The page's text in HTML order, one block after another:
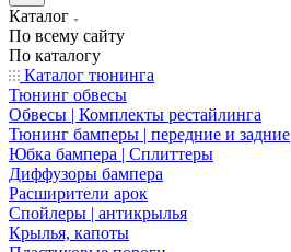
Каталог
По всему сайту
По каталогу
Каталог тюнинга
Тюнинг обвесы
Обвесы | Комплекты рестайлинга
Тюнинг бамперы | передние и задние
Юбка бампера | Сплиттеры
Диффузоры бампера
Расширители арок
Спойлеры | антикрылья
Крылья, капоты